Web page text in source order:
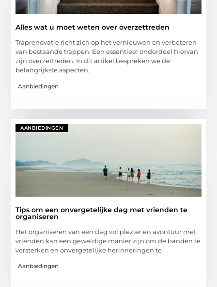
Alles wat u moet weten over overzettreden
Traprenovatie richt zich op het vernieuwen en verbeteren
van bestaande trappen. Een essentieel onderdeel hiervan
zijn overzettreden. In dit artikel bespreken we de
belangrijkste aspecten,
Aanbiedingen
AANBIEDINGEN
Tips om een onvergetelijke dag met vrienden te
organiseren
Het organiseren van een dag vol plezier en avontuur met
vrienden kan een geweldige manier zijn om de banden te
versterken en onvergetelijke herinneringen te
Aanbiedingen